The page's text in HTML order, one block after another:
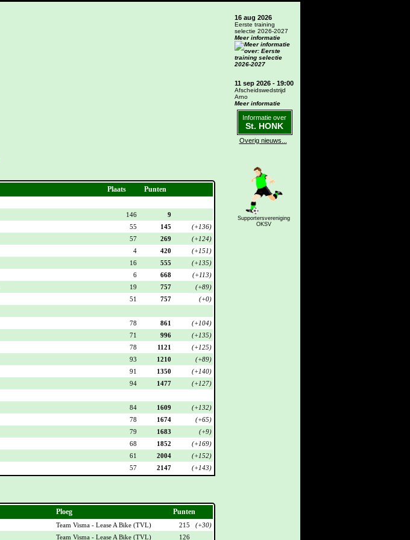
Plaats Punten
146
9
55 145
(+136)
57 269
(+124)
4 420
(+151)
16 555
(+135)
6 668
(+113)
19 757
(+89)
51 757
(+0)
78 861
(+104)
71 996
(+135)
78 1121
(+125)
93 1210
(+89)
91 1350
(+140)
94 1477
(+127)
84 1609
(+132)
78 1674
(+65)
79 1683
(+9)
68 1852
(+169)
61 2004
(+152)
57 2147 (+143)
Ploeg Punten
Team Visma - Lease A Bike (TVL) 215
(+30)
Team Visma - Lease A Bike (TVL) 126
16 aug 2026
Eerste training
selectie 2026-2027
Meer informatie
11 sep 2026 - 19:00
Afscheidswedstrijd
Arno
Meer informatie
Informatie over
St. HONK
Overig nieuws...
Supportersvereniging
OKSV